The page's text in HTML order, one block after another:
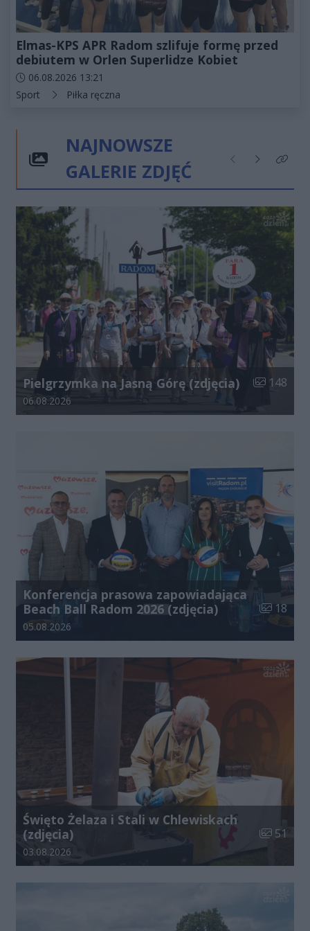
Elmas-KPS APR Radom szlifuje formę przed
debiutem w Orlen Superlidze Kobiet
Data dodania artykułu:
06.08.2026 13:21
Kategorie artykułu:
Sport Piłka ręczna
NAJNOWSZE
GALERIE ZDJĘĆ
Poprzednie
NastępneKliknij
Pielgrzymka na Jasną Górę (zdjęcia) Liczba
148
Data dodania galerii:
06.08.2026
Konferencja prasowa zapowiadająca
Beach Ball Radom 2026 (zdjęcia)
Liczba
18
Data dodania galerii:
05.08.2026
Święto Żelaza i Stali w Chlewiskach
(zdjęcia)
Liczba
51
Data dodania galerii:
03.08.2026